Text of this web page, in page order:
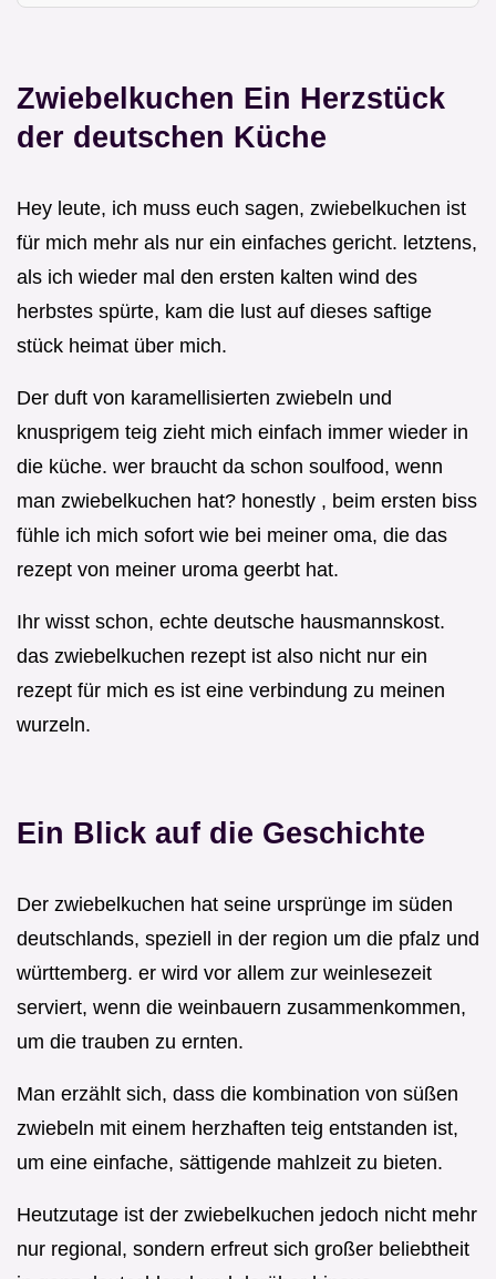
Zwiebelkuchen Ein Herzstück
der deutschen Küche
Hey leute, ich muss euch sagen, zwiebelkuchen ist
für mich mehr als nur ein einfaches gericht. letztens,
als ich wieder mal den ersten kalten wind des
herbstes spürte, kam die lust auf dieses saftige
stück heimat über mich.
Der duft von karamellisierten zwiebeln und
knusprigem teig zieht mich einfach immer wieder in
die küche. wer braucht da schon soulfood, wenn
man zwiebelkuchen hat? honestly , beim ersten biss
fühle ich mich sofort wie bei meiner oma, die das
rezept von meiner uroma geerbt hat.
Ihr wisst schon, echte deutsche hausmannskost.
das zwiebelkuchen rezept ist also nicht nur ein
rezept für mich es ist eine verbindung zu meinen
wurzeln.
Ein Blick auf die Geschichte
Der zwiebelkuchen hat seine ursprünge im süden
deutschlands, speziell in der region um die pfalz und
württemberg. er wird vor allem zur weinlesezeit
serviert, wenn die weinbauern zusammenkommen,
um die trauben zu ernten.
Man erzählt sich, dass die kombination von süßen
zwiebeln mit einem herzhaften teig entstanden ist,
um eine einfache, sättigende mahlzeit zu bieten.
Heutzutage ist der zwiebelkuchen jedoch nicht mehr
nur regional, sondern erfreut sich großer beliebtheit